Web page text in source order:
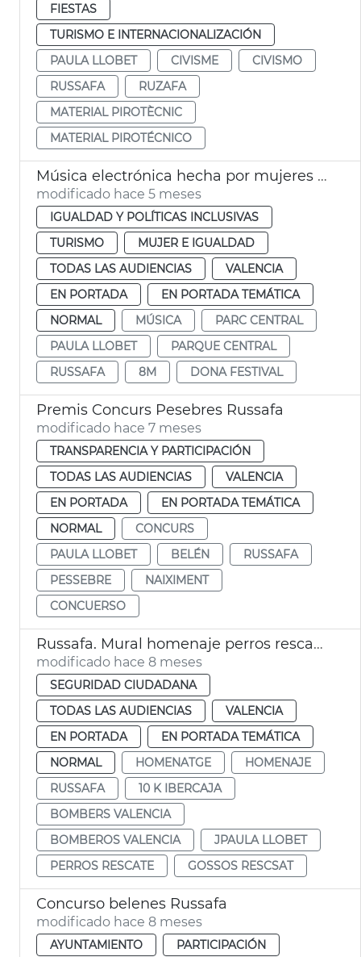
FIESTAS
TURISMO E INTERNACIONALIZACIÓN
PAULA LLOBET
CIVISME
CIVISMO
RUSSAFA
RUZAFA
MATERIAL PIROTÈCNIC
MATERIAL PIROTÉCNICO
Música electrónica hecha por mujeres València 8M
modificado hace 5 meses
IGUALDAD Y POLÍTICAS INCLUSIVAS
TURISMO
MUJER E IGUALDAD
TODAS LAS AUDIENCIAS
VALENCIA
EN PORTADA
EN PORTADA TEMÁTICA
NORMAL
MÚSICA
PARC CENTRAL
PAULA LLOBET
PARQUE CENTRAL
RUSSAFA
8M DONA FESTIVAL
Premis Concurs Pesebres Russafa
modificado hace 7 meses
TRANSPARENCIA Y PARTICIPACIÓN
TODAS LAS AUDIENCIAS
VALENCIA
EN PORTADA
EN PORTADA TEMÁTICA
NORMAL
CONCURS
PAULA LLOBET
BELÉN
RUSSAFA
PESSEBRE
NAIXIMENT
CONCUERSO
Russafa. Mural homenaje perros rescate Bomberos València
modificado hace 8 meses
SEGURIDAD CIUDADANA
TODAS LAS AUDIENCIAS
VALENCIA
EN PORTADA
EN PORTADA TEMÁTICA
NORMAL
HOMENATGE
HOMENAJE
RUSSAFA
10 K IBERCAJA
BOMBERS VALENCIA
BOMBEROS VALENCIA
JPAULA LLOBET
PERROS RESCATE
GOSSOS RESCSAT
Concurso belenes Russafa
modificado hace 8 meses
AYUNTAMIENTO PARTICIPACIÓN